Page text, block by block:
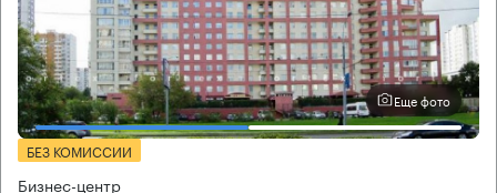
Еще фото
БЕЗ КОМИССИИ
Бизнес-центр